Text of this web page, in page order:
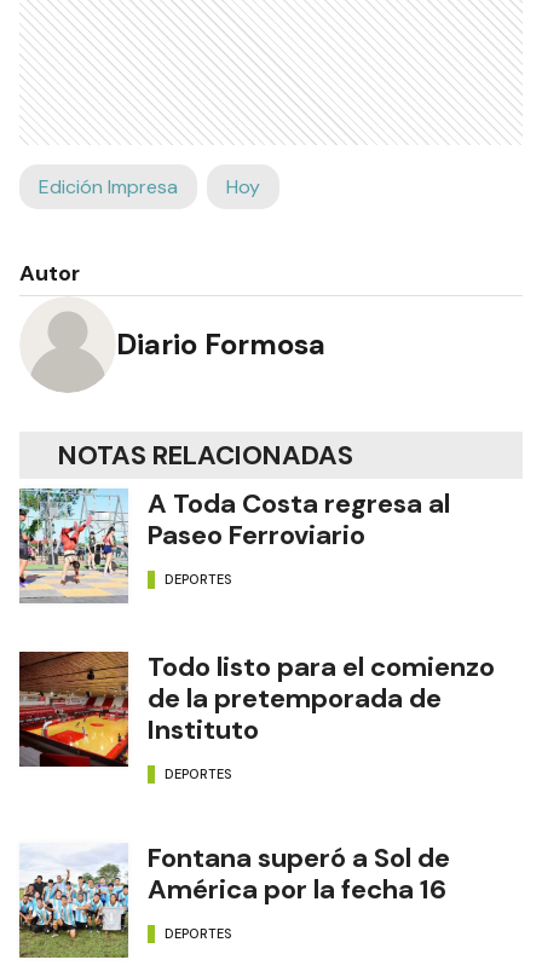
Edición Impresa Hoy
Autor
Diario Formosa
NOTAS RELACIONADAS
A Toda Costa regresa al
Paseo Ferroviario
DEPORTES
Todo listo para el comienzo
de la pretemporada de
Instituto
DEPORTES
Fontana superó a Sol de
América por la fecha 16
DEPORTES